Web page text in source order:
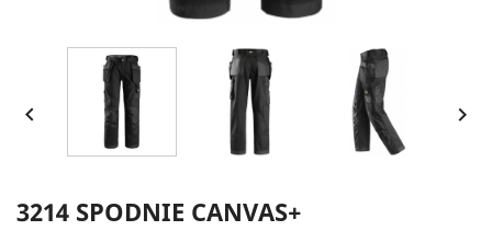
 
3214 SPODNIE CANVAS+